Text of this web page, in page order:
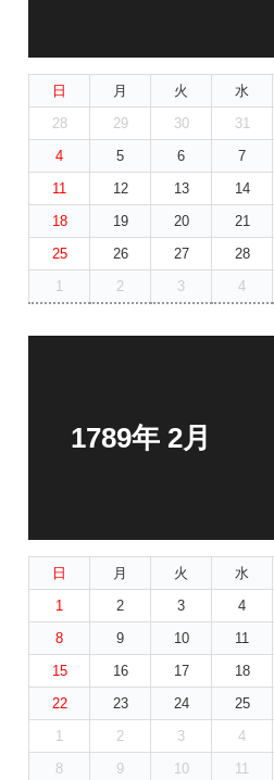
日 月 火 水
28
29 30 31
4
5 6 7
11
12 13 14
18
19 20 21
25
26 27 28
1
2 3 4
1789年 2月
日 月 火 水
1
2 3 4
8
9 10 11
15
16 17 18
22
23 24 25
1
2 3 4
8
9 10 11